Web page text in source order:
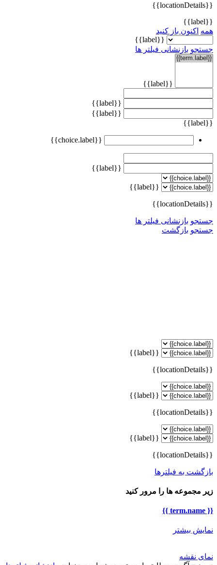
{{locationDetails}}
{{label}}
همه اکنون باز کنید
{{label}}
جستجو بازنشانی فیلتر ها
{{label}}
{{label}}
{{label}}
{{label}}
{{choice.label}}
{{label}}
{{label}}
{{locationDetails}}
جستجو بازنشانی فیلتر ها
جستجو بازگشت
{{label}}
{{locationDetails}}
{{label}}
{{locationDetails}}
{{label}}
{{locationDetails}}
بازگشت به فیلترها
زیر مجموعه ها را مرور کنید
{{ term.name }}
نمایش بیشتر
نمای نقشه